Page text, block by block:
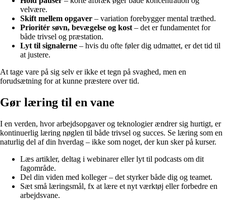
velvære.
Skift mellem opgaver – variation forebygger mental træthed.
Prioritér søvn, bevægelse og kost – det er fundamentet for
både trivsel og præstation.
Lyt til signalerne – hvis du ofte føler dig udmattet, er det tid til
at justere.
At tage vare på sig selv er ikke et tegn på svaghed, men en
forudsætning for at kunne præstere over tid.
Gør læring til en vane
I en verden, hvor arbejdsopgaver og teknologier ændrer sig hurtigt, er
kontinuerlig læring nøglen til både trivsel og succes. Se læring som en
naturlig del af din hverdag – ikke som noget, der kun sker på kurser.
Læs artikler, deltag i webinarer eller lyt til podcasts om dit
fagområde.
Del din viden med kolleger – det styrker både dig og teamet.
Sæt små læringsmål, fx at lære et nyt værktøj eller forbedre en
arbejdsvane.